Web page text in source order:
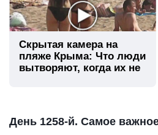
Скрытая камера на
пляже Крыма: Что люди
вытворяют, когда их не
День 1258-й. Самое важное